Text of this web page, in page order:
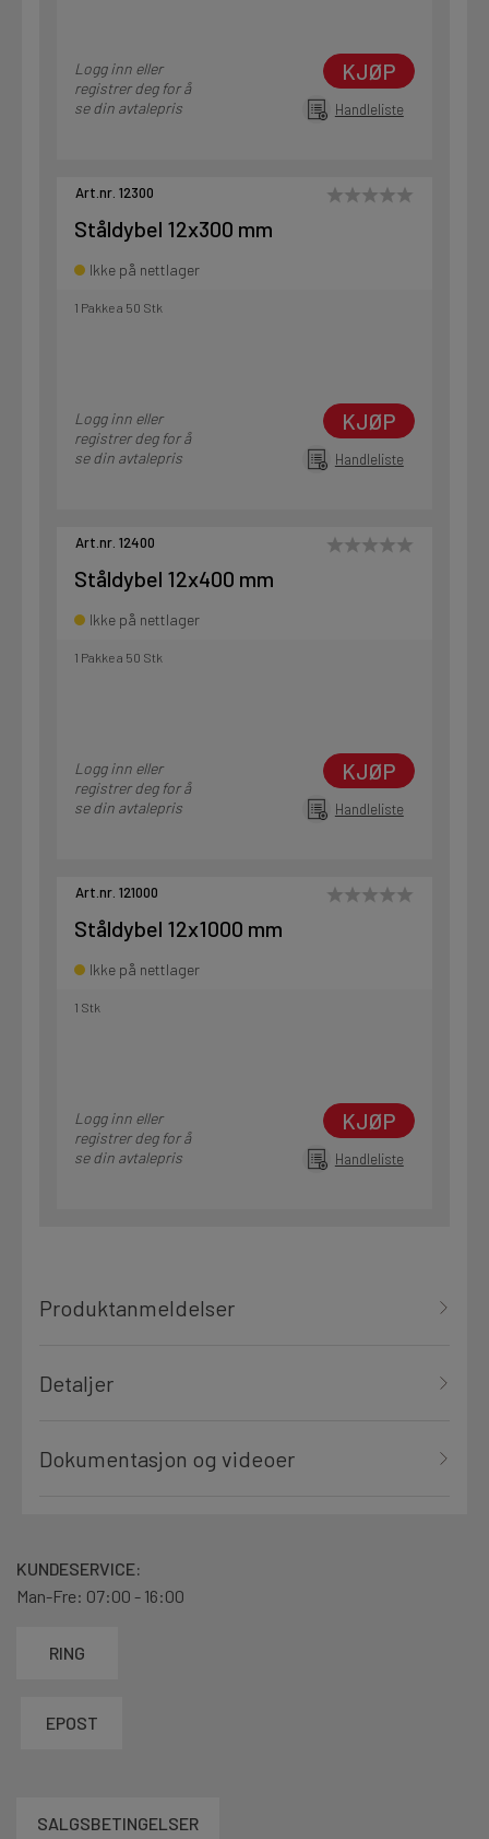
Logg inn eller
registrer deg for å
se din avtalepris
KJØP
Handleliste
Art.nr. 12300
Ståldybel 12x300 mm
Ikke på nettlager
1 Pakke a 50 Stk
Logg inn eller
registrer deg for å
se din avtalepris
KJØP
Handleliste
Art.nr. 12400
Ståldybel 12x400 mm
Ikke på nettlager
1 Pakke a 50 Stk
Logg inn eller
registrer deg for å
se din avtalepris
KJØP
Handleliste
Art.nr. 121000
Ståldybel 12x1000 mm
Ikke på nettlager
1 Stk
Logg inn eller
registrer deg for å
se din avtalepris
KJØP
Handleliste
Produktanmeldelser
Detaljer
Dokumentasjon og videoer
KUNDESERVICE:
Man-Fre: 07:00 - 16:00
RING
EPOST
SALGSBETINGELSER